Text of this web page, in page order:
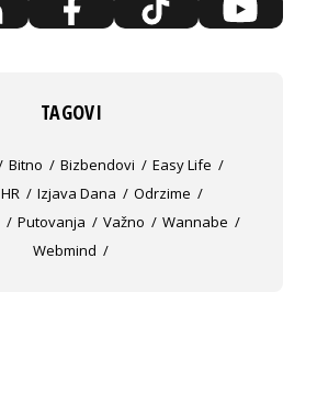
TAGOVI
Bitno Bizbendovi
Easy Life
HR Izjava Dana
Odrzime
Putovanja Važno
Wannabe
Webmind